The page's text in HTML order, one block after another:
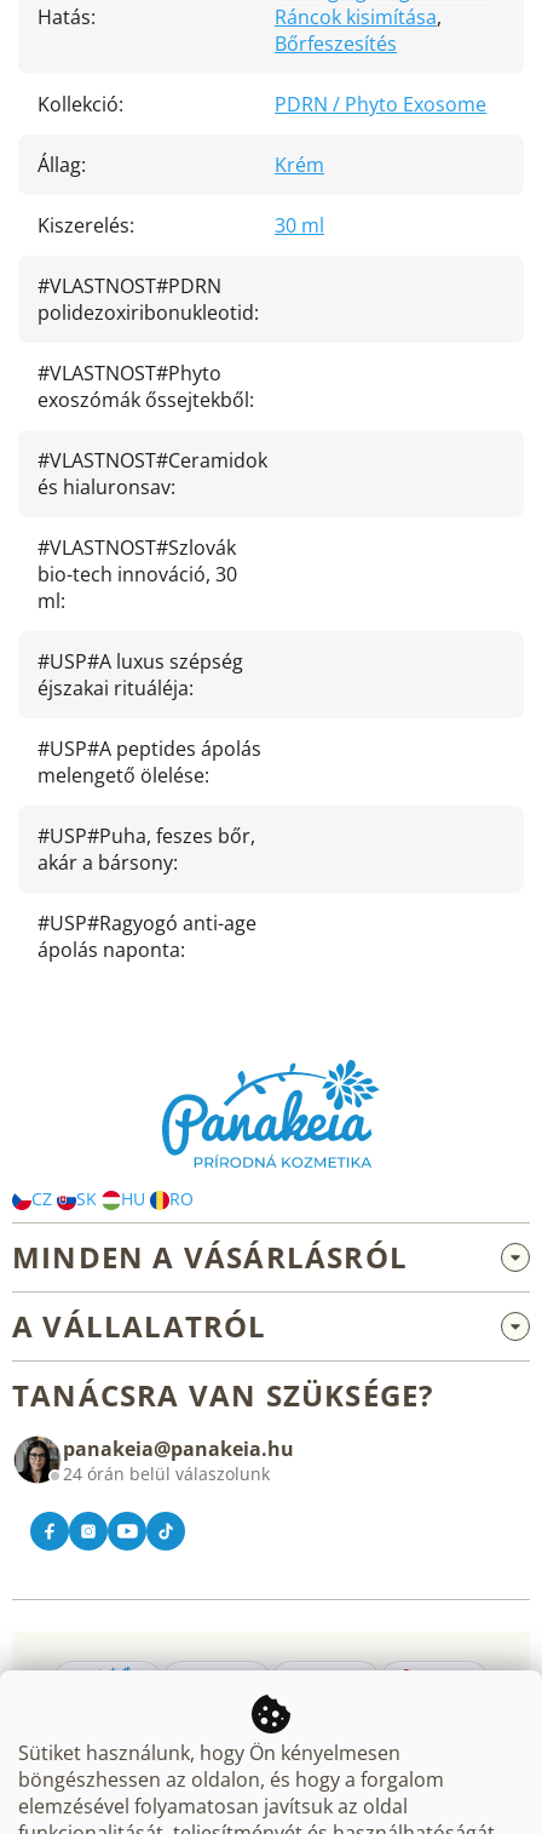
Sütiket használunk, hogy Ön kényelmesen
böngészhessen az oldalon, és hogy a forgalom
elemzésével folyamatosan javítsuk az oldal
Hatás:
Ráncok kisimítása,
Bőrfeszesítés
Kollekció: PDRN / Phyto Exosome
Állag: Krém
Kiszerelés: 30 ml
#VLASTNOST#PDRN
polidezoxiribonukleotid:
#VLASTNOST#Phyto
exoszómák őssejtekből:
#VLASTNOST#Ceramidok
és hialuronsav:
#VLASTNOST#Szlovák
bio-tech innováció, 30
ml:
#USP#A luxus szépség
éjszakai rituáléja:
#USP#A peptides ápolás
melengető ölelése:
#USP#Puha, feszes bőr,
akár a bársony:
#USP#Ragyogó anti-age
ápolás naponta:
CZ SK HU RO
MINDEN A VÁSÁRLÁSRÓL
Nagykereskedelem és együttműködés
Általános üzleti feltételek
A VÁLLALATRÓL
Kapcsolat
TANÁCSRA VAN SZÜKSÉGE?
panakeia@panakeia.hu
24 órán belül válaszolunk
Copyright 2026Panakeia.hu. Minden jog fenntartva.